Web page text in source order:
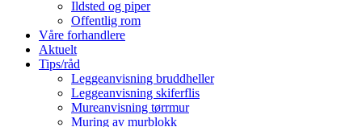
Ildsted og piper
Offentlig rom
Våre forhandlere
Aktuelt
Tips/råd
Leggeanvisning bruddheller
Leggeanvisning skiferflis
Mureanvisning tørrmur
Muring av murblokk